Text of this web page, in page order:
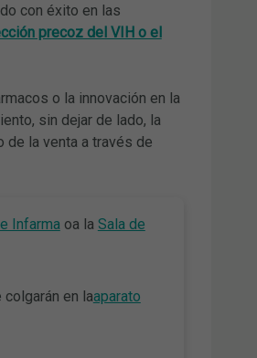
con éxito en las
precoz del VIH o el
o la innovación en la
sin dejar de lado, la
de la venta a través de
Infarmaoa la Sala de
en laaparato